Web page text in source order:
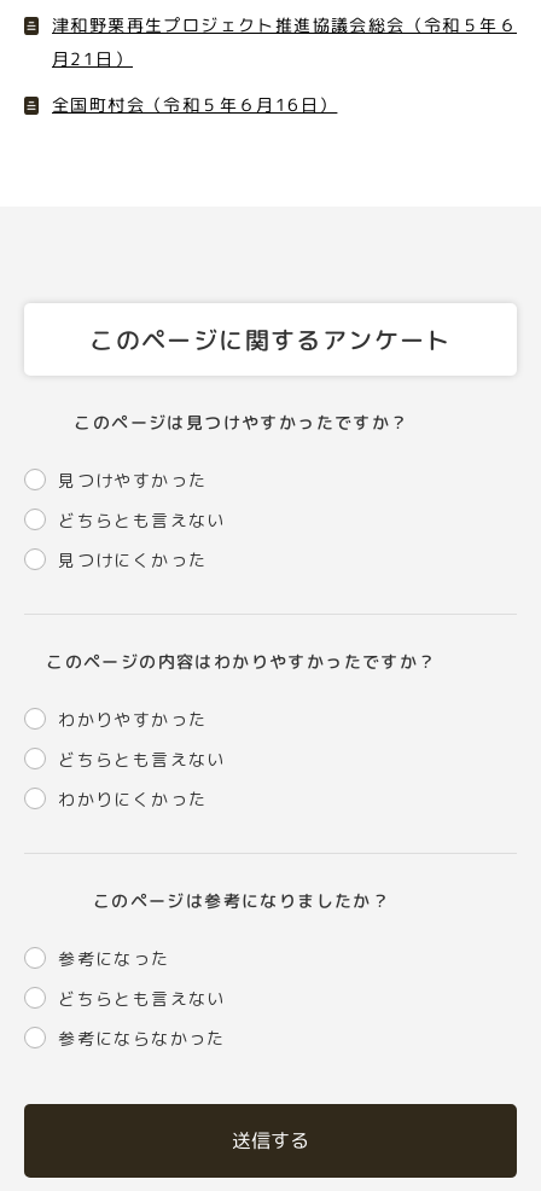
津和野栗再生プロジェクト推進協議会総会（令和５年６
月21日）
全国町村会（令和５年６月16日）
このページに関するアンケート
このページは見つけやすかったですか？
見つけやすかった
どちらとも言えない
見つけにくかった
このページの内容はわかりやすかったですか？
わかりやすかった
どちらとも言えない
わかりにくかった
このページは参考になりましたか？
参考になった
どちらとも言えない
参考にならなかった
送信する